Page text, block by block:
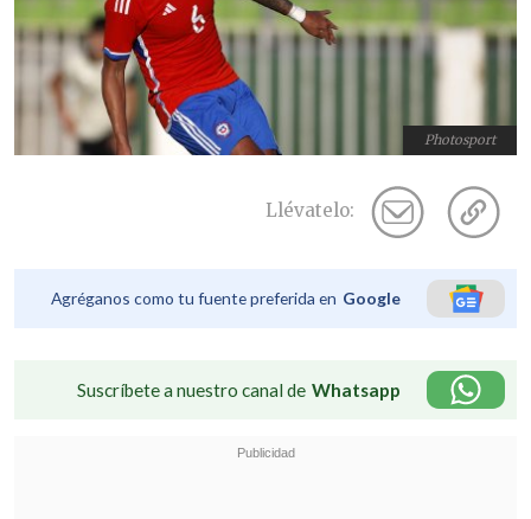
Photosport
Llévatelo:
Agréganos como tu fuente preferida en Google
Suscríbete a nuestro canal de Whatsapp